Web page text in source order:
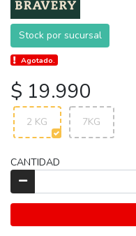
Stock por sucursal
Agotado.
$ 19.990
2 KG 7KG
CANTIDAD